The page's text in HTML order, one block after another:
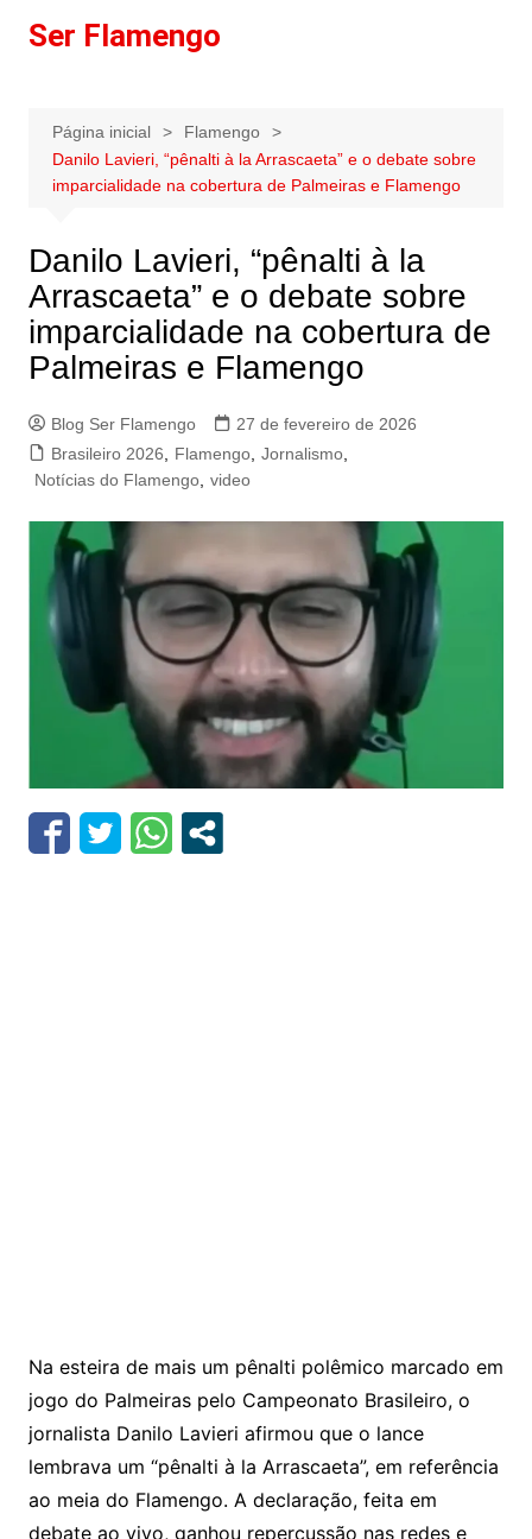
paraSer Flamengo
Página inicial
Flamengo
Danilo Lavieri, “pênalti à la Arrascaeta” e o debate sobre
imparcialidade na cobertura de Palmeiras e Flamengo
Danilo Lavieri, “pênalti à la
Arrascaeta” e o debate sobre
imparcialidade na cobertura de
Palmeiras e Flamengo
Blog Ser Flamengo
27 de fevereiro de 2026
Brasileiro 2026
Flamengo, Jornalismo,
Notícias do Flamengo, video
Na esteira de mais um pênalti polêmico marcado em
jogo do Palmeiraspelo Campeonato Brasileiro, o
jornalista Danilo Lavieri afirmou que o lance
lembrava um “pênalti à la Arrascaeta”, em referência
ao meia do Flamengo. A declaração, feita em
debate ao vivo, ganhou repercussão nas redes e